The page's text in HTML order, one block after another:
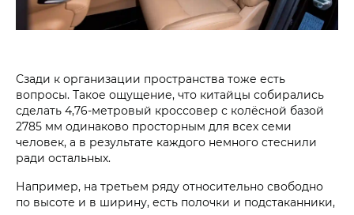
Сзади к организации пространства тоже есть
вопросы. Такое ощущение, что китайцы собирались
сделать 4,76-метровый кроссовер с колёсной базой
2785 мм одинаково просторным для всех семи
человек, а в результате каждого немного стеснили
ради остальных.
Например, на третьем ряду относительно свободно
по высоте и в ширину, есть полочки и подстаканники,